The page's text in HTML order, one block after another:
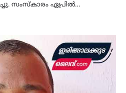
സംസ്കാരം ഏപ്രിൽ…